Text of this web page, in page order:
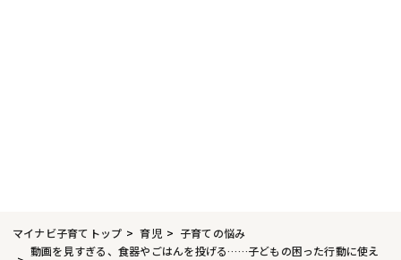
マイナビ子育てトップ 育児
子育ての悩み
動画を見すぎる、食器やごはんを投げる……子どもの困った行動に使え